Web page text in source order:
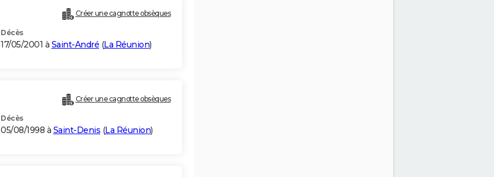
Créer une cagnotte obsèques
Décès
17/05/2001 à Saint-André (La Réunion)
Créer une cagnotte obsèques
Décès
05/08/1998 à Saint-Denis (La Réunion)